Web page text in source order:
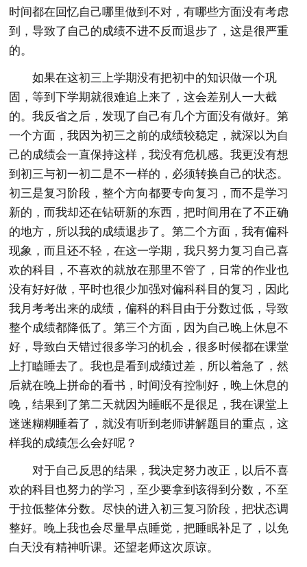
时间都在回忆自己哪里做到不对，有哪些方面没有考虑
到，导致了自己的成绩不进不反而退步了，这是很严重
的。
如果在这初三上学期没有把初中的知识做一个巩
固，等到下学期就很难追上来了，这会差别人一大截
的。我反省之后，发现了自己有几个方面没有做好。第
一个方面，我因为初三之前的成绩较稳定，就深以为自
己的成绩会一直保持这样，我没有危机感。我更没有想
到初三与初一初二是不一样的，必须转换自己的状态。
初三是复习阶段，整个方向都要专向复习，而不是学习
新的，而我却还在钻研新的东西，把时间用在了不正确
的地方，所以我的成绩退步了。第二个方面，我有偏科
现象，而且还不轻，在这一学期，我只努力复习自己喜
欢的科目，不喜欢的就放在那里不管了，日常的作业也
没有好好做，平时也很少加强对偏科科目的复习，因此
我月考考出来的成绩，偏科的科目由于分数过低，导致
整个成绩都降低了。第三个方面，因为自己晚上休息不
好，导致白天错过很多学习的机会，很多时候都在课堂
上打瞌睡去了。我也是看到成绩过差，所以着急了，然
后就在晚上拼命的看书，时间没有控制好，晚上休息的
晚，结果到了第二天就因为睡眠不是很足，我在课堂上
迷迷糊糊睡着了，就没有听到老师讲解题目的重点，这
样我的成绩怎么会好呢？
对于自己反思的结果，我决定努力改正，以后不喜
欢的科目也努力的学习，至少要拿到该得到分数，不至
于拉低整体分数。尽快的进入初三复习阶段，把状态调
整好。晚上我也会尽量早点睡觉，把睡眠补足了，以免
白天没有精神听课。还望老师这次原谅。